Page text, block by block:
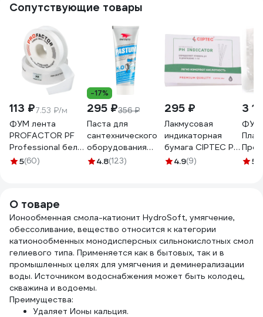
Сопутствующие товары
113 ₽7.53 ₽/м
ФУМ лента
PROFACTOR PF
Professional белая
Ф85 мм 19мм х
5(60)
-17%
295 ₽356 ₽
Паста для
сантехнического
оборудования
ВМПАВТО Pastum
4.8(123)
295 ₽
Лакмусовая
индикаторная
бумага CIPTEC PH
INDICATOR для
4.9(9)
3
ФУМ
5
О товаре
Ионообменная смола-катионит HydroSoft, умягчение,
обессоливание, вещество относится к категории
катионообменных монодисперсных сильнокислотных смол
гелиевого типа. Применяется как в бытовых, так и в
промышленных целях для умягчения и деминерализации
воды. Источником водоснабжения может быть колодец,
скважина и водоемы.
Преимущества:
Удаляет Ионы кальция.